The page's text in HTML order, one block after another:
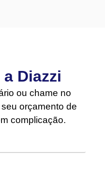
Diazzi
ou chame no
orçamento de
complicação.